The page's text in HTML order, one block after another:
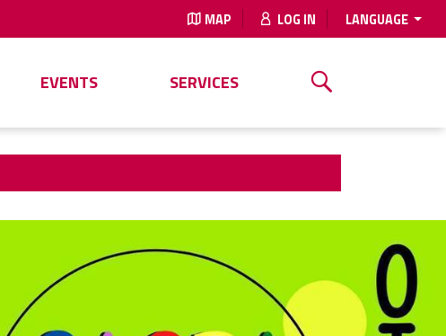
MAP LOG IN LANGUAGE
EVENTS SERVICES